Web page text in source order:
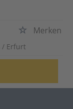
Merken
/ Erfurt